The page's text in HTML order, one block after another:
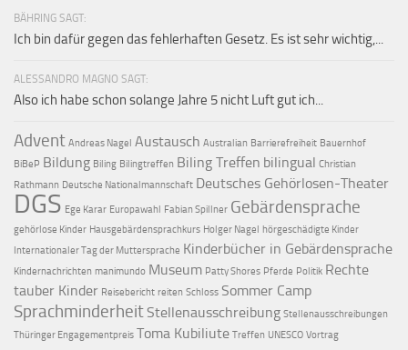
BÄHRING SAGT:
Ich bin dafür gegen das fehlerhaften Gesetz. Es ist sehr wichtig,...
ALESSANDRO MAGNO SAGT:
Also ich habe schon solange Jahre 5 nicht Luft gut ich...
Advent Andreas Nagel Austausch Australian Barrierefreiheit Bauernhof
BiBeP Bildung Biling Bilingtreffen Biling Treffen bilingual Christian
Rathmann Deutsche Nationalmannschaft Deutsches Gehörlosen-Theater
DGS Ege Karar Europawahl Fabian Spillner Gebärdensprache
gehörlose Kinder Hausgebärdensprachkurs Holger Nagel
hörgeschädigte Kinder
Internationaler Tag der Muttersprache Kinderbücher in Gebärdensprache
Kindernachrichten manimundo Museum Patty Shores Pferde Politik Rechte
tauber Kinder Reisebericht reiten Schloss Sommer Camp
Sprachminderheit Stellenausschreibung Stellenausschreibungen
Thüringer Engagementpreis Toma Kubiliute Treffen UNESCO Vortrag